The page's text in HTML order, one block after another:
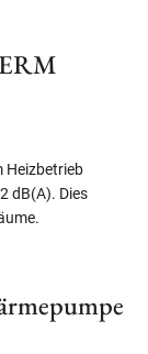
Heizbetrieb
dB(A). Dies